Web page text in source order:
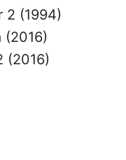
2 (1994)
(2016)
(2016)